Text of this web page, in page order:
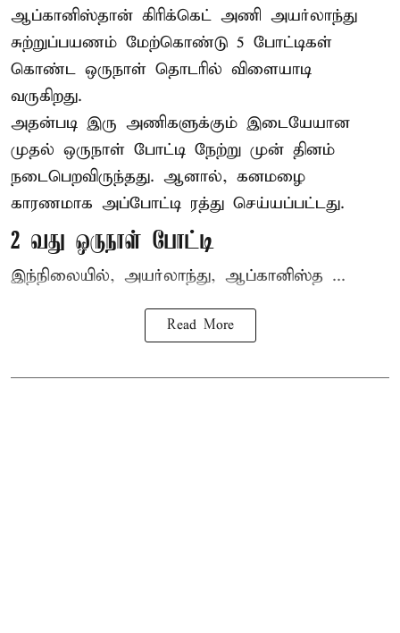
ஆப்கானிஸ்தான் கிரிக்கெட் அணி அயர்லாந்து
சுற்றுப்பயணம் மேற்கொண்டு 5 போட்டிகள்
கொண்ட ஒருநாள் தொடரில் விளையாடி
வருகிறது.
அதன்படி இரு அணிகளுக்கும் இடையேயான
முதல் ஒருநாள் போட்டி நேற்று முன் தினம்
நடைபெறவிருந்தது. ஆனால், கனமழை
காரணமாக அப்போட்டி ரத்து செய்யப்பட்டது.
2 வது ஒருநாள் போட்டி
இந்நிலையில், அயர்லாந்து, ஆப்கானிஸ்த ...
Read More